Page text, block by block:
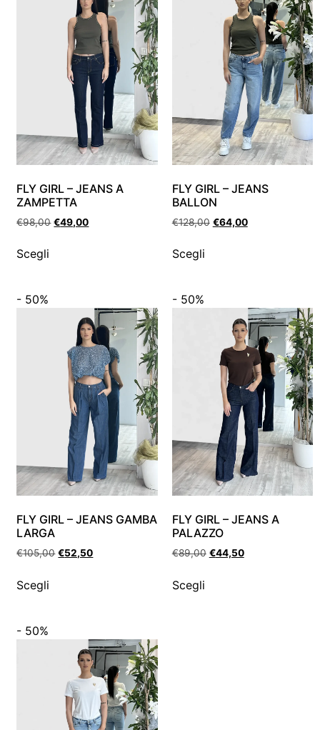
FLY GIRL – JEANS A
ZAMPETTA
€98,00 €49,00
Scegli
FLY GIRL – JEANS
BALLON
€128,00 €64,00
Scegli
- 50%
FLY GIRL – JEANS GAMBA
LARGA
€105,00 €52,50
Scegli
- 50%
FLY GIRL – JEANS A
PALAZZO
€89,00 €44,50
Scegli
- 50%